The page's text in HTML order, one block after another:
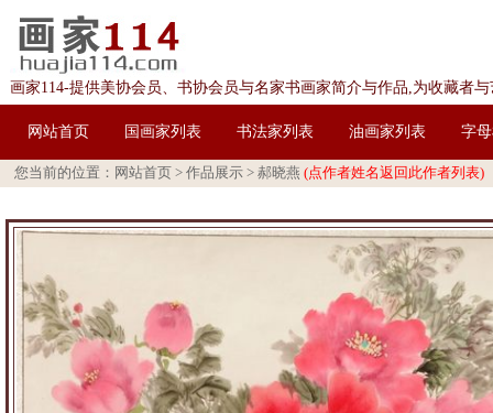
画家114-提供美协会员、书协会员与名家书画家简介与作品,为收藏者
网站首页 国画家列表 书法家列表 油画家列表 字
您当前的位置： 网站首页 > 作品展示 > 郝晓燕 (点作者姓名返回此作者列表)